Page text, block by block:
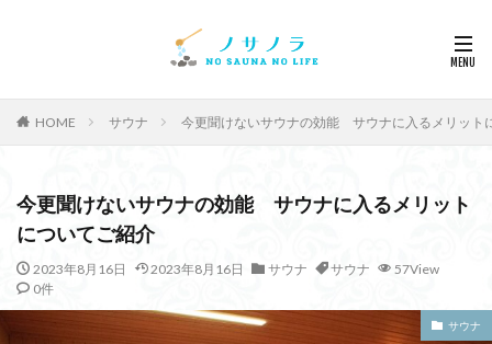
HOME サウナ 今更聞けないサウナの効能 サウナに入るメリット
今更聞けないサウナの効能 サウナに入るメリット
についてご紹介
2023年8月16日 2023年8月16日 サウナ サウナ
57View
0件
サウナ